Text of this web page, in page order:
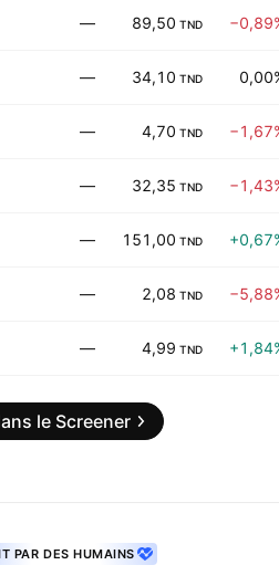
— 89,50 TND
— 34,10 TND
— 4,70 TND
— 32,35 TND
— 151,00 TND
— 2,08 TND
— 4,99 TND
le Screener
PAR DES HUMAINS